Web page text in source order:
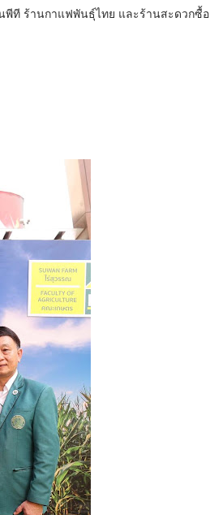
พีที ร้านกาแฟพันธุ์ไทย และร้านสะดวกซื้อ